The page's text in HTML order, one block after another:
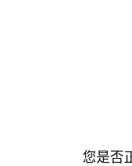
您是否